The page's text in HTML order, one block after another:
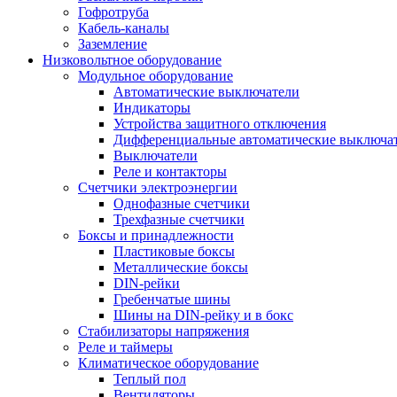
Гофротруба
Кабель-каналы
Заземление
Низковольтное оборудование
Модульное оборудование
Автоматические выключатели
Индикаторы
Устройства защитного отключения
Дифференциальные автоматические
Выключатели
Реле и контакторы
Счетчики электроэнергии
Однофазные счетчики
Трехфазные счетчики
Боксы и принадлежности
Пластиковые боксы
Металлические боксы
DIN-рейки
Гребенчатые шины
Шины на DIN-рейку и в бокс
Стабилизаторы напряжения
Реле и таймеры
Климатическое оборудование
Теплый пол